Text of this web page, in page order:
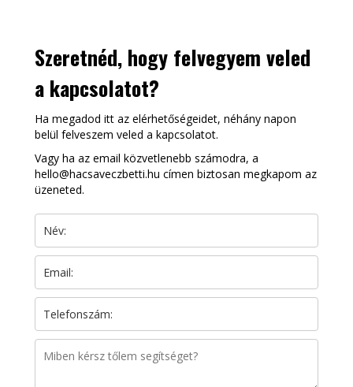
Szeretnéd, hogy felvegyem veled
a kapcsolatot?
Ha megadod itt az elérhetőségeidet, néhány napon
belül felveszem veled a kapcsolatot.
Vagy ha az email közvetlenebb számodra, a
hello@hacsaveczbetti.hu címen biztosan megkapom az
üzeneted.